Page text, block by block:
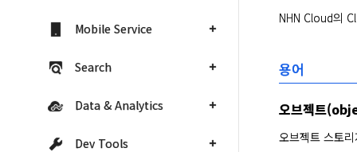
Mobile Service
Search
Data & Analytics
Dev Tools
NHN Cloud의
용어
오브젝트
오브젝트 스토